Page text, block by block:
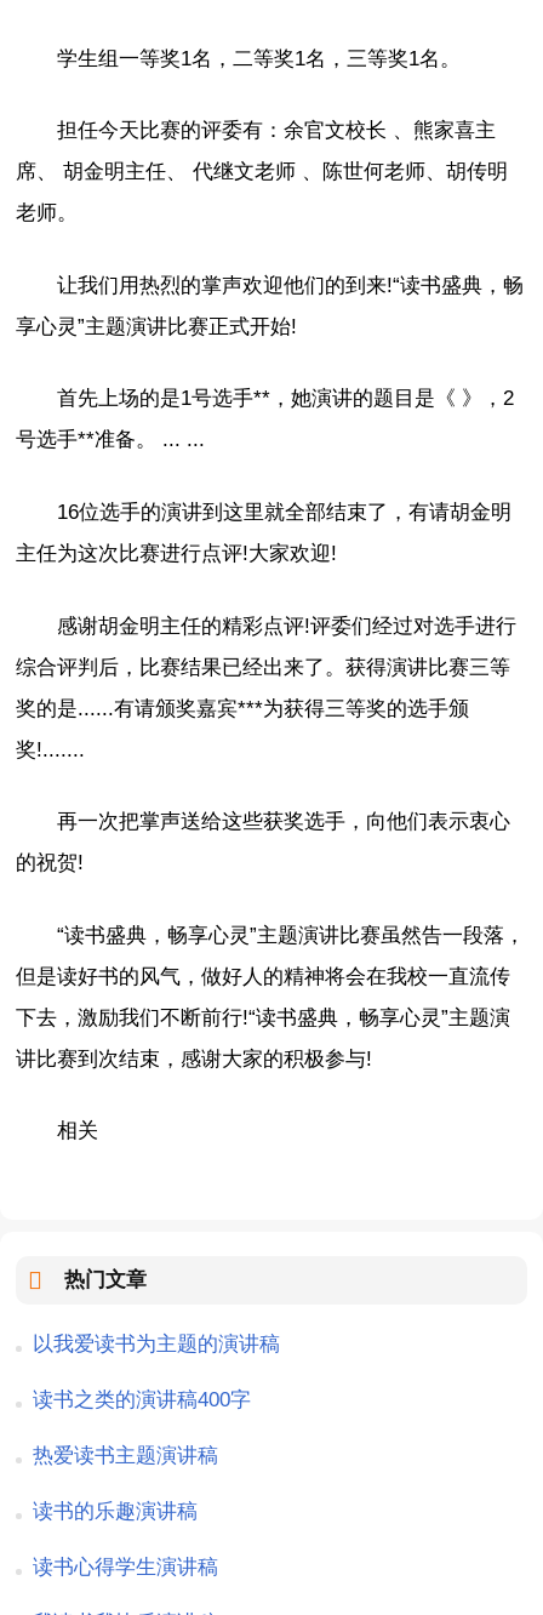
学生组一等奖1名，二等奖1名，三等奖1名。
担任今天比赛的评委有：余官文校长 、熊家喜主
席、 胡金明主任、 代继文老师 、陈世何老师、胡传明
老师。
让我们用热烈的掌声欢迎他们的到来!“读书盛典，畅
享心灵”主题演讲比赛正式开始!
首先上场的是1号选手**，她演讲的题目是《 》，2
号选手**准备。 ... ...
16位选手的演讲到这里就全部结束了，有请胡金明
主任为这次比赛进行点评!大家欢迎!
感谢胡金明主任的精彩点评!评委们经过对选手进行
综合评判后，比赛结果已经出来了。获得演讲比赛三等
奖的是......有请颁奖嘉宾***为获得三等奖的选手颁
奖!.......
再一次把掌声送给这些获奖选手，向他们表示衷心
的祝贺!
“读书盛典，畅享心灵”主题演讲比赛虽然告一段落，
但是读好书的风气，做好人的精神将会在我校一直流传
下去，激励我们不断前行!“读书盛典，畅享心灵”主题演
讲比赛到次结束，感谢大家的积极参与!
相关
热门文章
以我爱读书为主题的演讲稿
读书之类的演讲稿400字
热爱读书主题演讲稿
读书的乐趣演讲稿
读书心得学生演讲稿